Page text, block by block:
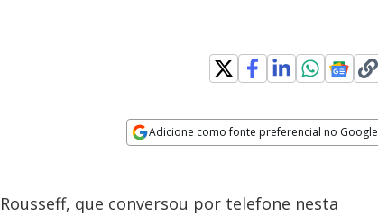
Adicione como fonte preferencial no Google
que conversou por telefone nesta